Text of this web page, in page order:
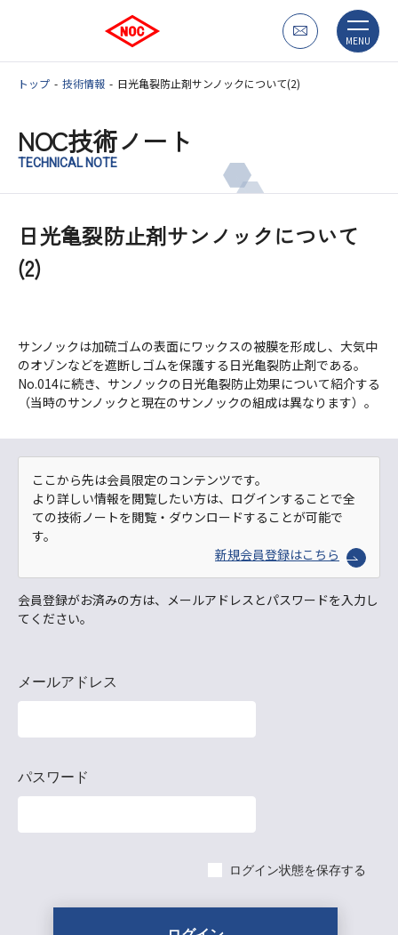
MENU
トップ 技術情報 日光亀裂防止剤サンノックについて(2)
NOC技術ノート
TECHNICAL NOTE
日光亀裂防止剤サンノックについて
(2)
サンノックは加硫ゴムの表面にワックスの被膜を形成し、大気中
のオゾンなどを遮断しゴムを保護する日光亀裂防止剤である。
No.014に続き、サンノックの日光亀裂防止効果について紹介する
（当時のサンノックと現在のサンノックの組成は異なります）。
ここから先は会員限定のコンテンツです。
より詳しい情報を閲覧したい方は、ログインすることで全
ての技術ノートを閲覧・ダウンロードすることが可能で
す。
新規会員登録はこちら
会員登録がお済みの方は、メールアドレスとパスワードを入力し
てください。
メールアドレス
パスワード
ログイン状態を保存する